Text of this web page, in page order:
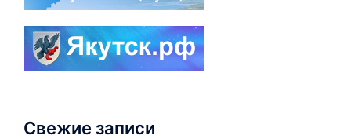
Свежие записи